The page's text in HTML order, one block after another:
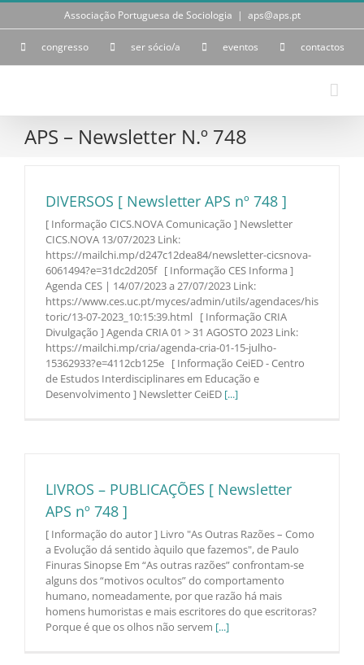
Skip
Associação Portuguesa de Sociologia | aps@aps.pt
congresso ser sócio/a eventos contactos
APS – Newsletter N.º 748
DIVERSOS [ Newsletter APS nº 748 ]
[ Informação CICS.NOVA Comunicação ] Newsletter
CICS.NOVA 13/07/2023 Link:
https://mailchi.mp/d247c12dea84/newsletter-cicsnova-
6061494?e=31dc2d205f [ Informação CES Informa ]
Agenda CES | 14/07/2023 a 27/07/2023 Link:
https://www.ces.uc.pt/myces/admin/utils/agendaces/his
toric/13-07-2023_10:15:39.html [ Informação CRIA
Divulgação ] Agenda CRIA 01 > 31 AGOSTO 2023 Link:
https://mailchi.mp/cria/agenda-cria-01-15-julho-
15362933?e=4112cb125e [ Informação CeiED - Centro
de Estudos Interdisciplinares em Educação e
Desenvolvimento ] Newsletter CeiED [...]
LIVROS – PUBLICAÇÕES [ Newsletter
APS nº 748 ]
[ Informação do autor ] Livro "As Outras Razões – Como
a Evolução dá sentido àquilo que fazemos", de Paulo
Finuras Sinopse Em “As outras razões” confrontam-se
alguns dos “motivos ocultos” do comportamento
humano, nomeadamente, por que razão há mais
homens humoristas e mais escritores do que escritoras?
Porque é que os olhos não servem [...]